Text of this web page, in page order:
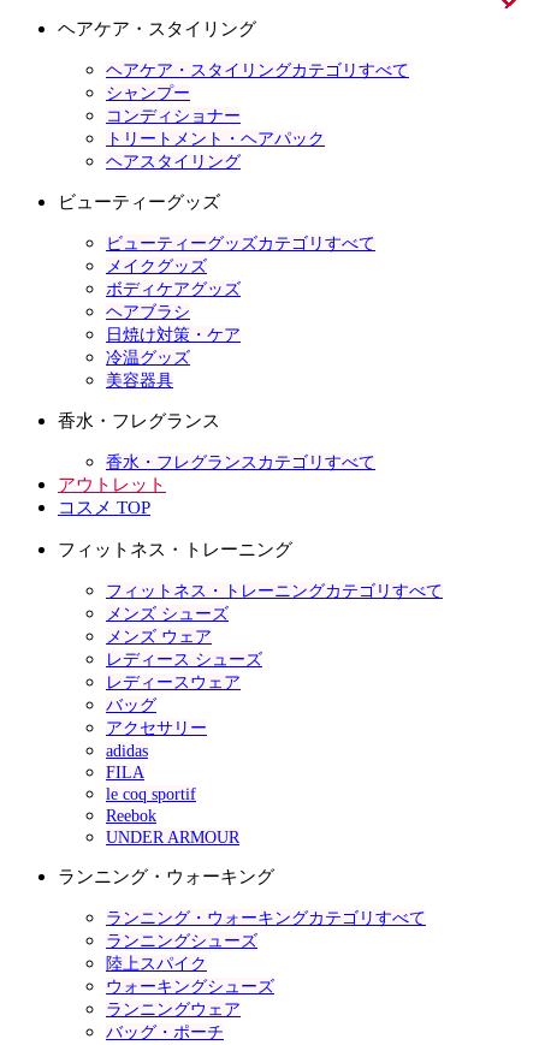
ヘアケア・スタイリング
ヘアケア・スタイリングカテゴリすべて
シャンプー
コンディショナー
トリートメント・ヘアパック
ヘアスタイリング
ビューティーグッズ
ビューティーグッズカテゴリすべて
メイクグッズ
ボディケアグッズ
ヘアブラシ
日焼け対策・ケア
冷温グッズ
美容器具
香水・フレグランス
香水・フレグランスカテゴリすべて
アウトレット
コスメ TOP
フィットネス・トレーニング
フィットネス・トレーニングカテゴリすべて
メンズ シューズ
メンズ ウェア
レディース シューズ
レディースウェア
バッグ
アクセサリー
adidas
FILA
le coq sportif
Reebok
UNDER ARMOUR
ランニング・ウォーキング
ランニング・ウォーキングカテゴリすべて
ランニングシューズ
陸上スパイク
ウォーキングシューズ
ランニングウェア
バッグ・ポーチ